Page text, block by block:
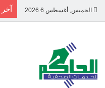
الخميس, أغسطس 6 2026 آخر